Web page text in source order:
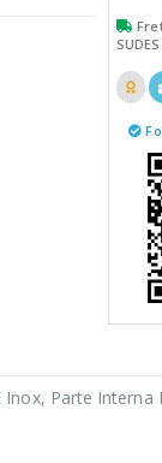
Inox, Parte Interna